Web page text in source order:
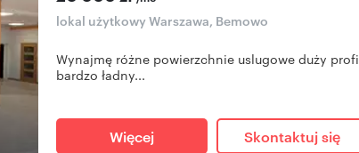
lokal użytkowy Warszawa, Bemowo
Wynajmę różne powierzchnie uslugowe duży
bardzo ładny...
Więcej Skontaktuj się